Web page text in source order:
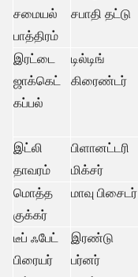
சமையல்
பாத்திரம்
சபாதி தட்டு
இரட்டை
ஜாக்கெட்
கப்பல்
டில்டிங்
கிரைண்டர்
இட்லி
தாவரம்
பிளானட்டரி
மிக்சர்
மொத்த
குக்கர்
மாவு பிசைடர்
டீப் ஃபேட்
பிரையர்
இரண்டு
பர்னர்